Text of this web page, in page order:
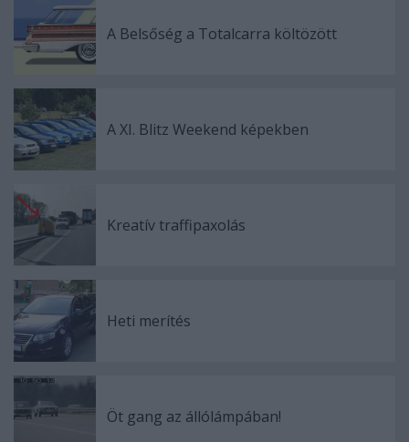
A Belsőség a Totalcarra költözött
A XI. Blitz Weekend képekben
Kreatív traffipaxolás
Heti merítés
Öt gang az állólámpában!